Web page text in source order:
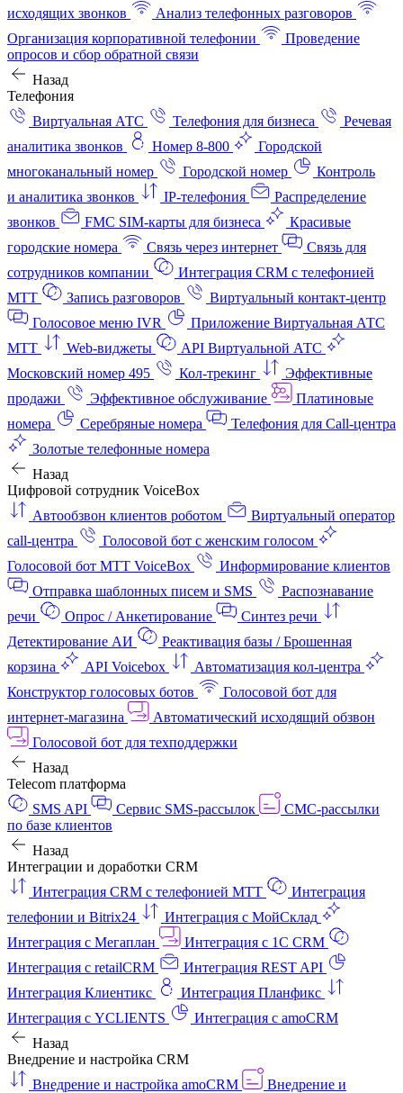
исходящих звонков
Анализ телефонных разговоров
Организация корпоративной телефонии
Проведение
опросов и сбор обратной связи
Назад
Телефония
Виртуальная АТС
Телефония для бизнеса
Речевая
аналитика звонков
Номер 8-800
Городской
многоканальный номер
Городской номер
Контроль
и аналитика звонков
IP-телефония
Распределение
звонков
FMC SIM-карты для бизнеса
Красивые
городские номера
Связь через интернет
Связь для
сотрудников компании
Интеграция CRM с телефонией
МТТ
Запись разговоров
Виртуальный контакт‑центр
Голосовое меню IVR
Приложение Виртуальная АТС
МТТ
Web-виджеты
API Виртуальной АТС
Московский номер 495
Кол-трекинг
Эффективные
продажи
Эффективное обслуживание
Платиновые
номера
Серебряные номера
Телефония для Call-центра
Золотые телефонные номера
Назад
Цифровой сотрудник VoiceBox
Автообзвон клиентов роботом
Виртуальный оператор
call-центра
Голосовой бот с женским голосом
Голосовой бот МТТ VoiceBox
Информирование клиентов
Отправка шаблонных писем и SMS
Распознавание
речи
Опрос / Анкетирование
Синтез речи
Детектирование АИ
Реактивация базы / Брошенная
корзина
API Voicebox
Автоматизация кол‑центра
Конструктор голосовых ботов
Голосовой бот для
интернет‑магазина
Автоматический исходящий обзвон
Голосовой бот для техподдержки
Назад
Telecom платформа
SMS API
Сервис SMS-рассылок
СМС-рассылки
по базе клиентов
Назад
Интеграции и доработки CRM
Интеграция CRM с телефонией МТТ
Интеграция
телефонии и Bitrix24
Интеграция с МойСклад
Интеграция с Мегаплан
Интеграция с 1C CRM
Интеграция с retailCRM
Интеграция REST API
Интеграция Клиентикс
Интеграция Планфикс
Интеграция с YCLIENTS
Интеграция с amoCRM
Назад
Внедрение и настройка CRM
Внедрение и настройка amoCRM
Внедрение и